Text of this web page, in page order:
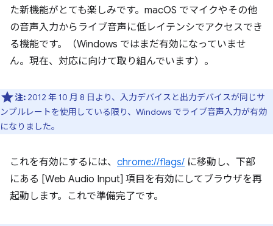
た新機能がとても楽しみです。macOS でマイクやその他
の音声入力からライブ音声に低レイテンシでアクセスでき
る機能です。（Windows ではまだ有効になっていませ
ん。現在、対応に向けて取り組んでいます）。
注: 2012 年 10 月 8 日より、入力デバイスと出力デバイスが同じサ
ンプルレートを使用している限り、Windows でライブ音声入力が有効
になりました。
これを有効にするには、 chrome://flags/ に移動し、下部
にある [Web Audio Input] 項目を有効にしてブラウザを再
起動します。これで準備完了です。